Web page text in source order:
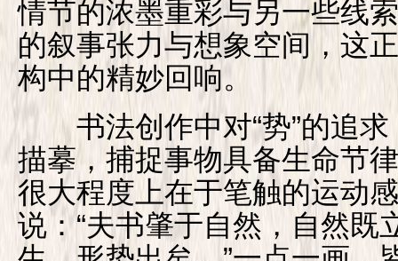
情节的浓墨重彩与另一些线
的叙事张力与想象空间，这
构中的精妙回响。
书法创作中对“势”的追求
描摹，捕捉事物具备生命节
很大程度上在于笔触的运动
说：“夫书肇于自然，自然既